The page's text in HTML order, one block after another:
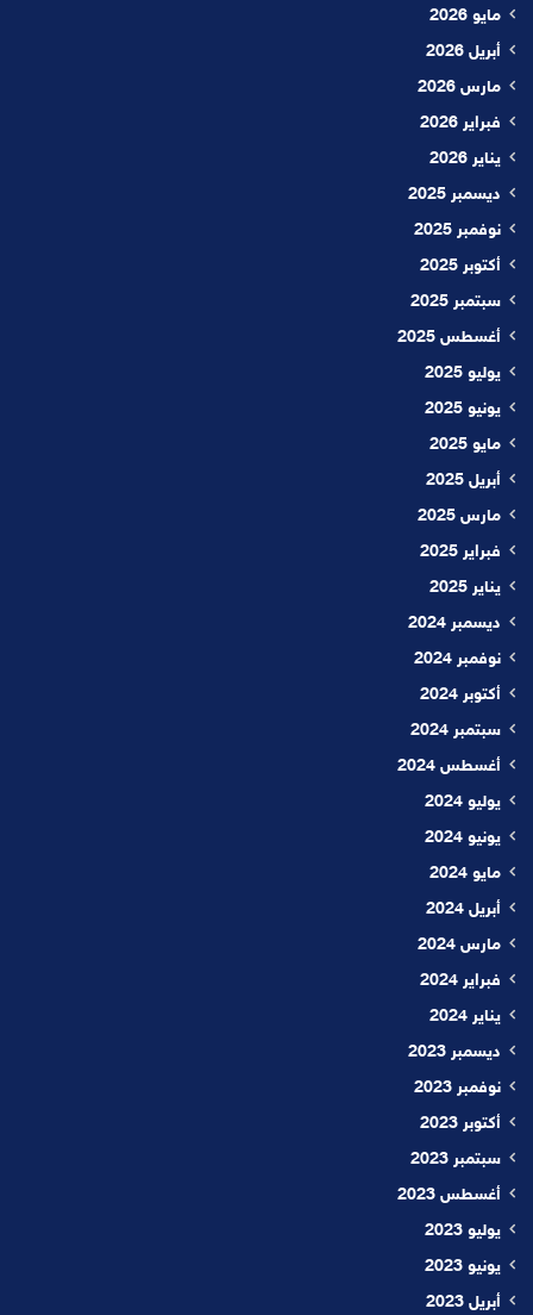
مايو 2026
أبريل 2026
مارس 2026
فبراير 2026
يناير 2026
ديسمبر 2025
نوفمبر 2025
أكتوبر 2025
سبتمبر 2025
أغسطس 2025
يوليو 2025
يونيو 2025
مايو 2025
أبريل 2025
مارس 2025
فبراير 2025
يناير 2025
ديسمبر 2024
نوفمبر 2024
أكتوبر 2024
سبتمبر 2024
أغسطس 2024
يوليو 2024
يونيو 2024
مايو 2024
أبريل 2024
مارس 2024
فبراير 2024
يناير 2024
ديسمبر 2023
نوفمبر 2023
أكتوبر 2023
سبتمبر 2023
أغسطس 2023
يوليو 2023
يونيو 2023
أبريل 2023